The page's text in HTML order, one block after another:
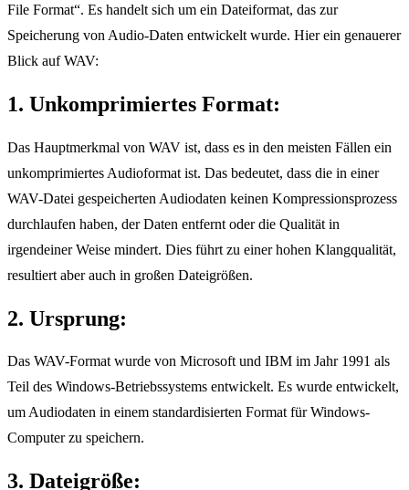
File Format“. Es handelt sich um ein Dateiformat, das zur
Speicherung von Audio-Daten entwickelt wurde. Hier ein genauerer
Blick auf WAV:
1. Unkomprimiertes Format:
Das Hauptmerkmal von WAV ist, dass es in den meisten Fällen ein
unkomprimiertes Audioformat ist. Das bedeutet, dass die in einer
WAV-Datei gespeicherten Audiodaten keinen Kompressionsprozess
durchlaufen haben, der Daten entfernt oder die Qualität in
irgendeiner Weise mindert. Dies führt zu einer hohen Klangqualität,
resultiert aber auch in großen Dateigrößen.
2. Ursprung:
Das WAV-Format wurde von Microsoft und IBM im Jahr 1991 als
Teil des Windows-Betriebssystems entwickelt. Es wurde entwickelt,
um Audiodaten in einem standardisierten Format für Windows-
Computer zu speichern.
3. Dateigröße: